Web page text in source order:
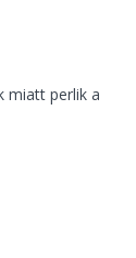
miatt perlik a